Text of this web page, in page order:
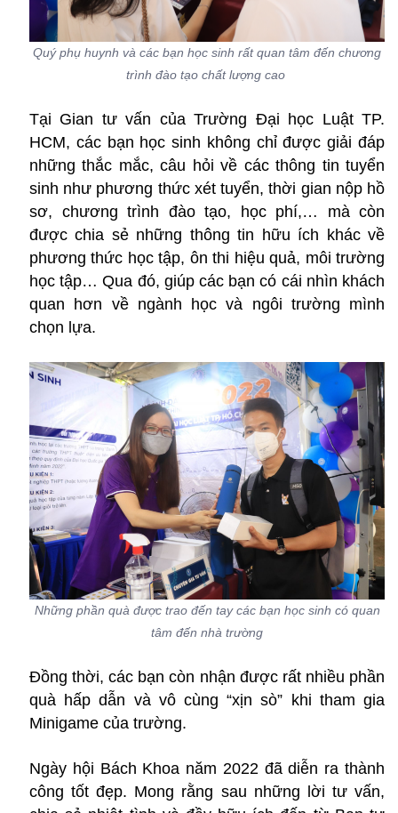
Quý phụ huynh và các bạn học sinh rất quan tâm đến chương
trình đào tạo chất lượng cao
Tại Gian tư vấn của Trường Đại học Luật TP.
HCM, các bạn học sinh không chỉ được giải đáp
những thắc mắc, câu hỏi về các thông tin tuyển
sinh như phương thức xét tuyển, thời gian nộp hồ
sơ, chương trình đào tạo, học phí,… mà còn
được chia sẻ những thông tin hữu ích khác về
phương thức học tập, ôn thi hiệu quả, môi trường
học tập… Qua đó, giúp các bạn có cái nhìn khách
quan hơn về ngành học và ngôi trường mình
chọn lựa.
Những phần quà được trao đến tay các bạn học sinh có quan
tâm đến nhà trường
Đồng thời, các bạn còn nhận được rất nhiều phần
quà hấp dẫn và vô cùng “xịn sò” khi tham gia
Minigame của trường.
Ngày hội Bách Khoa năm 2022 đã diễn ra thành
công tốt đẹp. Mong rằng sau những lời tư vấn,